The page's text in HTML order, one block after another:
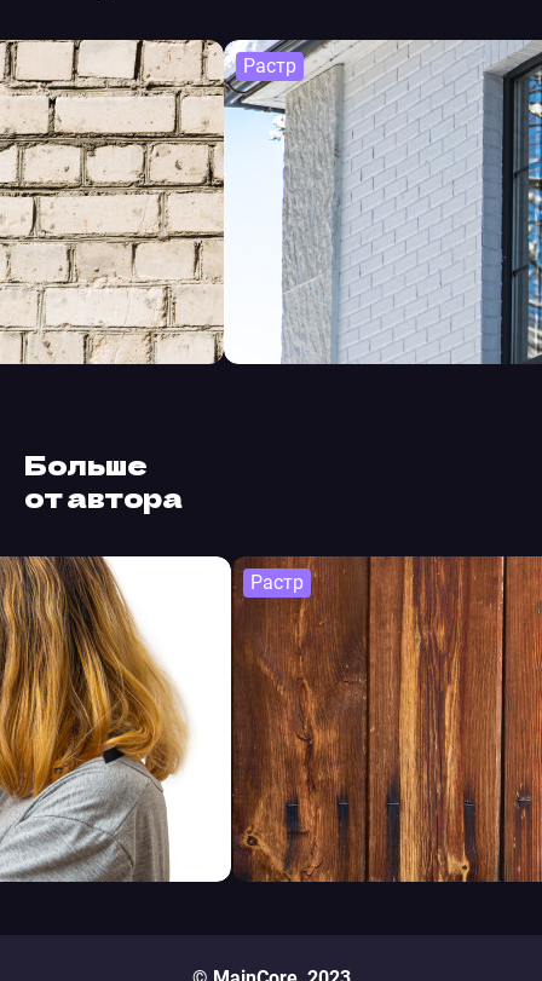
Растр
Больше
от автора
Растр